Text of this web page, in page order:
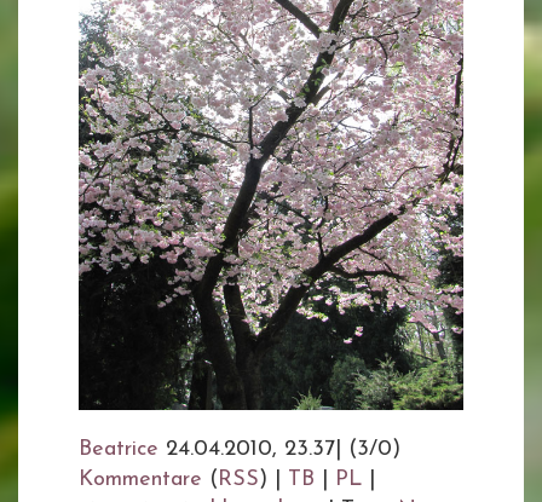
Beatrice 24.04.2010, 23.37
(3/0)
Kommentare (RSS) | TB PL